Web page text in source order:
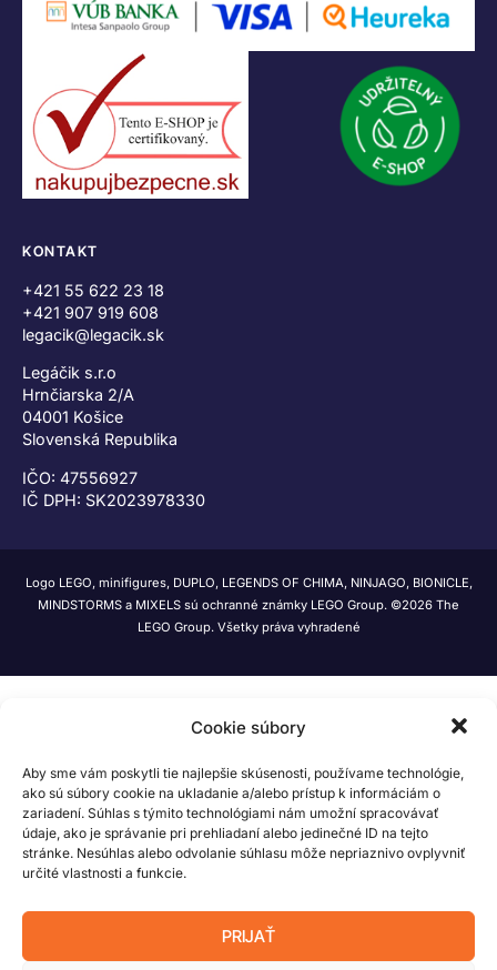
Cookie súbory
Aby sme vám poskytli tie najlepšie skúsenosti, používame technológie,
ako sú súbory cookie na ukladanie a/alebo prístup k informáciám o
zariadení. Súhlas s týmito technológiami nám umožní spracovávať
údaje, ako je správanie pri prehliadaní alebo jedinečné ID na tejto
stránke. Nesúhlas alebo odvolanie súhlasu môže nepriaznivo ovplyvniť
určité vlastnosti a funkcie.
PRIJAŤ
KONTAKT
+421 55 622 23 18
+421 907 919 608
legacik@legacik.sk
Legáčik s.r.o
Hrnčiarska 2/A
04001 Košice
Slovenská Republika
IČO: 47556927
IČ DPH: SK2023978330
Logo LEGO, minifigures, DUPLO, LEGENDS OF CHIMA, NINJAGO, BIONICLE,
MINDSTORMS a MIXELS sú ochranné známky LEGO Group. ©2026 The
LEGO Group. Všetky práva vyhradené